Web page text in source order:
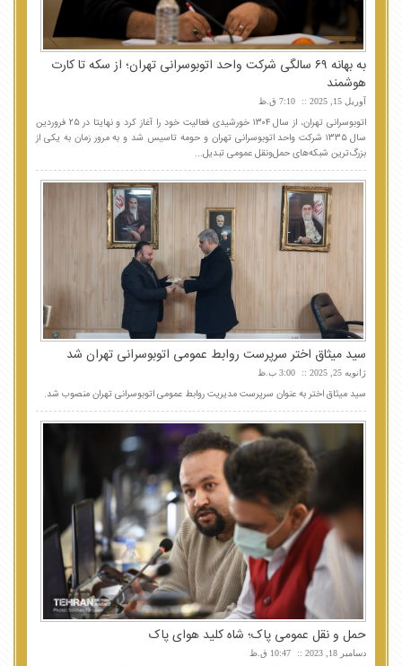
به بهانه ۶۹ سالگی شرکت واحد اتوبوسرانی تهران؛ از سکه تا کارت
هوشمند
آوریل 15, 2025 7:10 ق.ظ
اتوبوسرانی تهران، از سال ۱۳۰۴ خورشیدی فعالیت خود را آغاز کرد و نهایتا در ۲۵ فروردین
سال ۱۳۳۵ شرکت واحد اتوبوسرانی تهران و حومه تاسیس شد و به مرور زمان به یکی از
بزرگ‌ترین شبکه‌های حمل‌ونقل عمومی تبدیل...
سید میثاق اختر سرپرست روابط عمومی اتوبوسرانی تهران شد
ژانویه 25, 2025 3:00 ب.ظ
سید میثاق اختر به عنوان سرپرست مدیریت روابط عمومی اتوبوسرانی تهران منصوب شد.
حمل و نقل عمومی پاک؛ شاه کلید هوای پاک
دسامبر 18, 2023 10:47 ق.ظ